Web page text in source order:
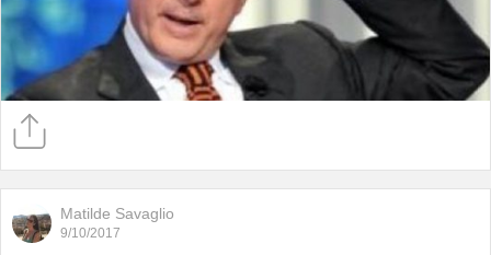
Matilde Savaglio
9/10/2017